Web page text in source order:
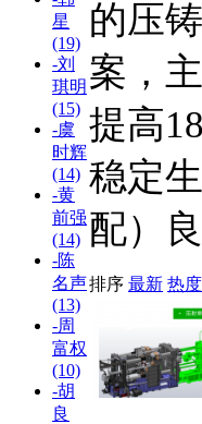
星
(19)
-刘
琪明
(15)
-虞
时辉
(14)
-黄
前强
(14)
-陈
名声
(13)
-周
富权
(10)
-胡
良
的压
案，
提高
稳定
配）
排序 最新 热度